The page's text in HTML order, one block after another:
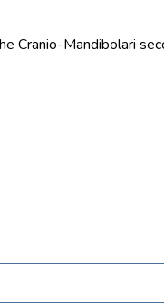
Cranio-Mandibolari